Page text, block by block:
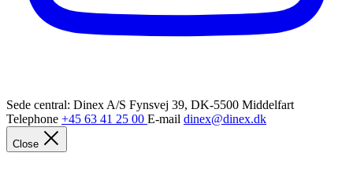
Sede central: Dinex A/S Fynsvej 39, DK-5500 Middelfart
Telephone +45 63 41 25 00 E-mail dinex@dinex.dk
Close